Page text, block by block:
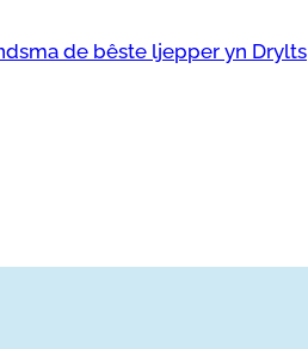
de bêste ljepper yn Drylts